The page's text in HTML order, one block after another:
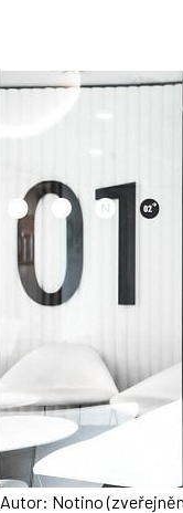
Autor: Notino